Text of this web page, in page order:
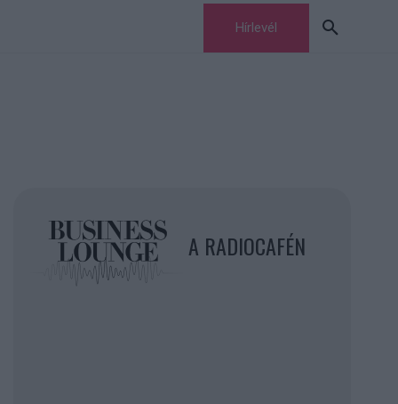
Hírlevél
A RADIOCAFÉN